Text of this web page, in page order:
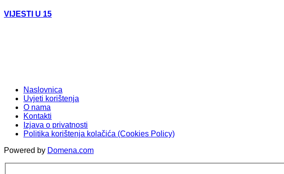
VIJESTI U 15
Naslovnica
Uvjeti korištenja
O nama
Kontakti
Izjava o privatnosti
Politika korištenja kolačića (Cookies Policy)
Powered by Domena.com